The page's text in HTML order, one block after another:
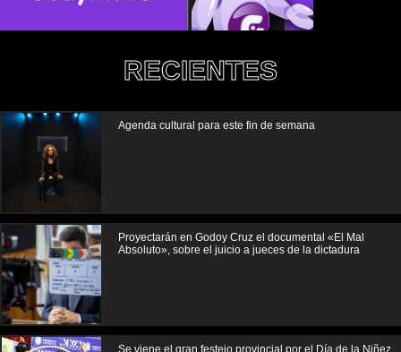
RECIENTES
Agenda cultural para este fin de semana
Proyectarán en Godoy Cruz el documental «El Mal
Absoluto», sobre el juicio a jueces de la dictadura
Se viene el gran festejo provincial por el Día de la Niñez